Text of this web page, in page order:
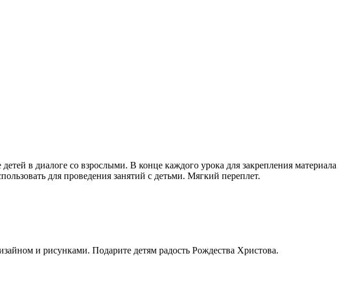
в диалоге со взрослыми. В конце каждого урока для закрепления материала
для проведения занятий с детьми. Мягкий переплет.
и рисунками. Подарите детям радость Рождества Христова.